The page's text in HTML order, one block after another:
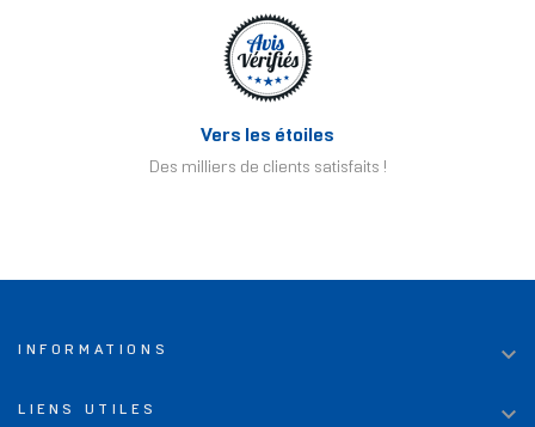
Vers les étoiles
Des milliers de clients satisfaits !
INFORMATIONS 
LIENS UTILES 